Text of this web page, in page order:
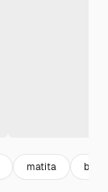
matita